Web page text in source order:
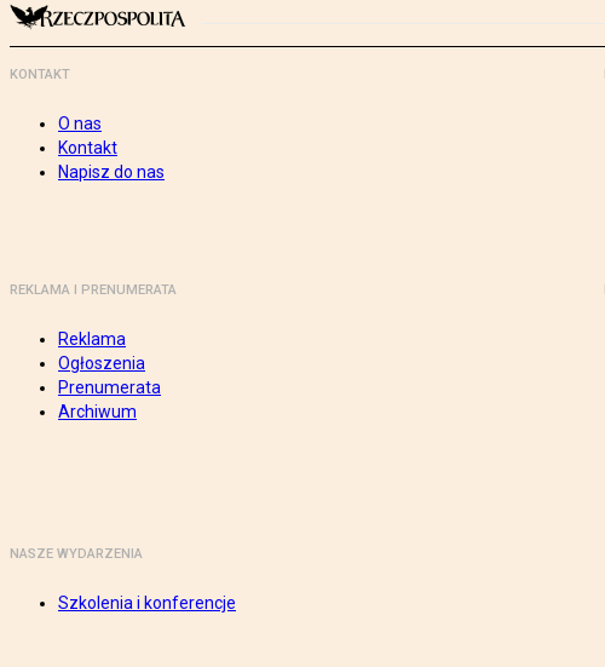
KONTAKT
O nas
Kontakt
Napisz do nas
REKLAMA I PRENUMERATA
Reklama
Ogłoszenia
Prenumerata
Archiwum
NASZE WYDARZENIA
Szkolenia i konferencje